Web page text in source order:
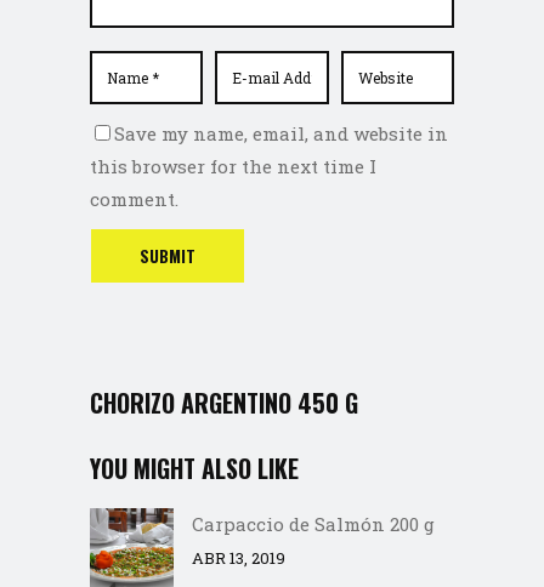
Save my name, email, and website in
this browser for the next time I
comment.
CHORIZO ARGENTINO 450 G
YOU MIGHT ALSO LIKE
Carpaccio de Salmón 200 g
ABR 13, 2019